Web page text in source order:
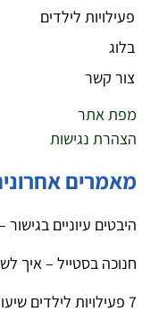
פעילויות לילדים
בלוג
צור קשר
מפת אתר
הצהרת נגישות
מאמרים
היבטים עיוניים
חנוכה בסטייל – איך
7 פעילויות לילדים שיעודדו חשיבה יצירתית מחוץ לקופסא